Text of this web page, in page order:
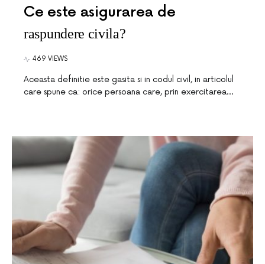
Ce este asigurarea de
raspundere civila?
469 VIEWS
Aceasta definitie este gasita si in codul civil, in articolul
care spune ca: orice persoana care, prin exercitarea…